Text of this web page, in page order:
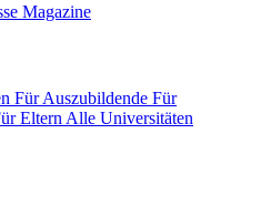
Magazine
Für Auszubildende Für
Eltern Alle Universitäten